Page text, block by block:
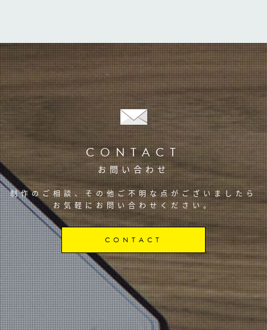
CONTACT
お問い合わせ
制作のご相談、その他ご不明な点がございましたら
お気軽にお問い合わせください。
CONTACT